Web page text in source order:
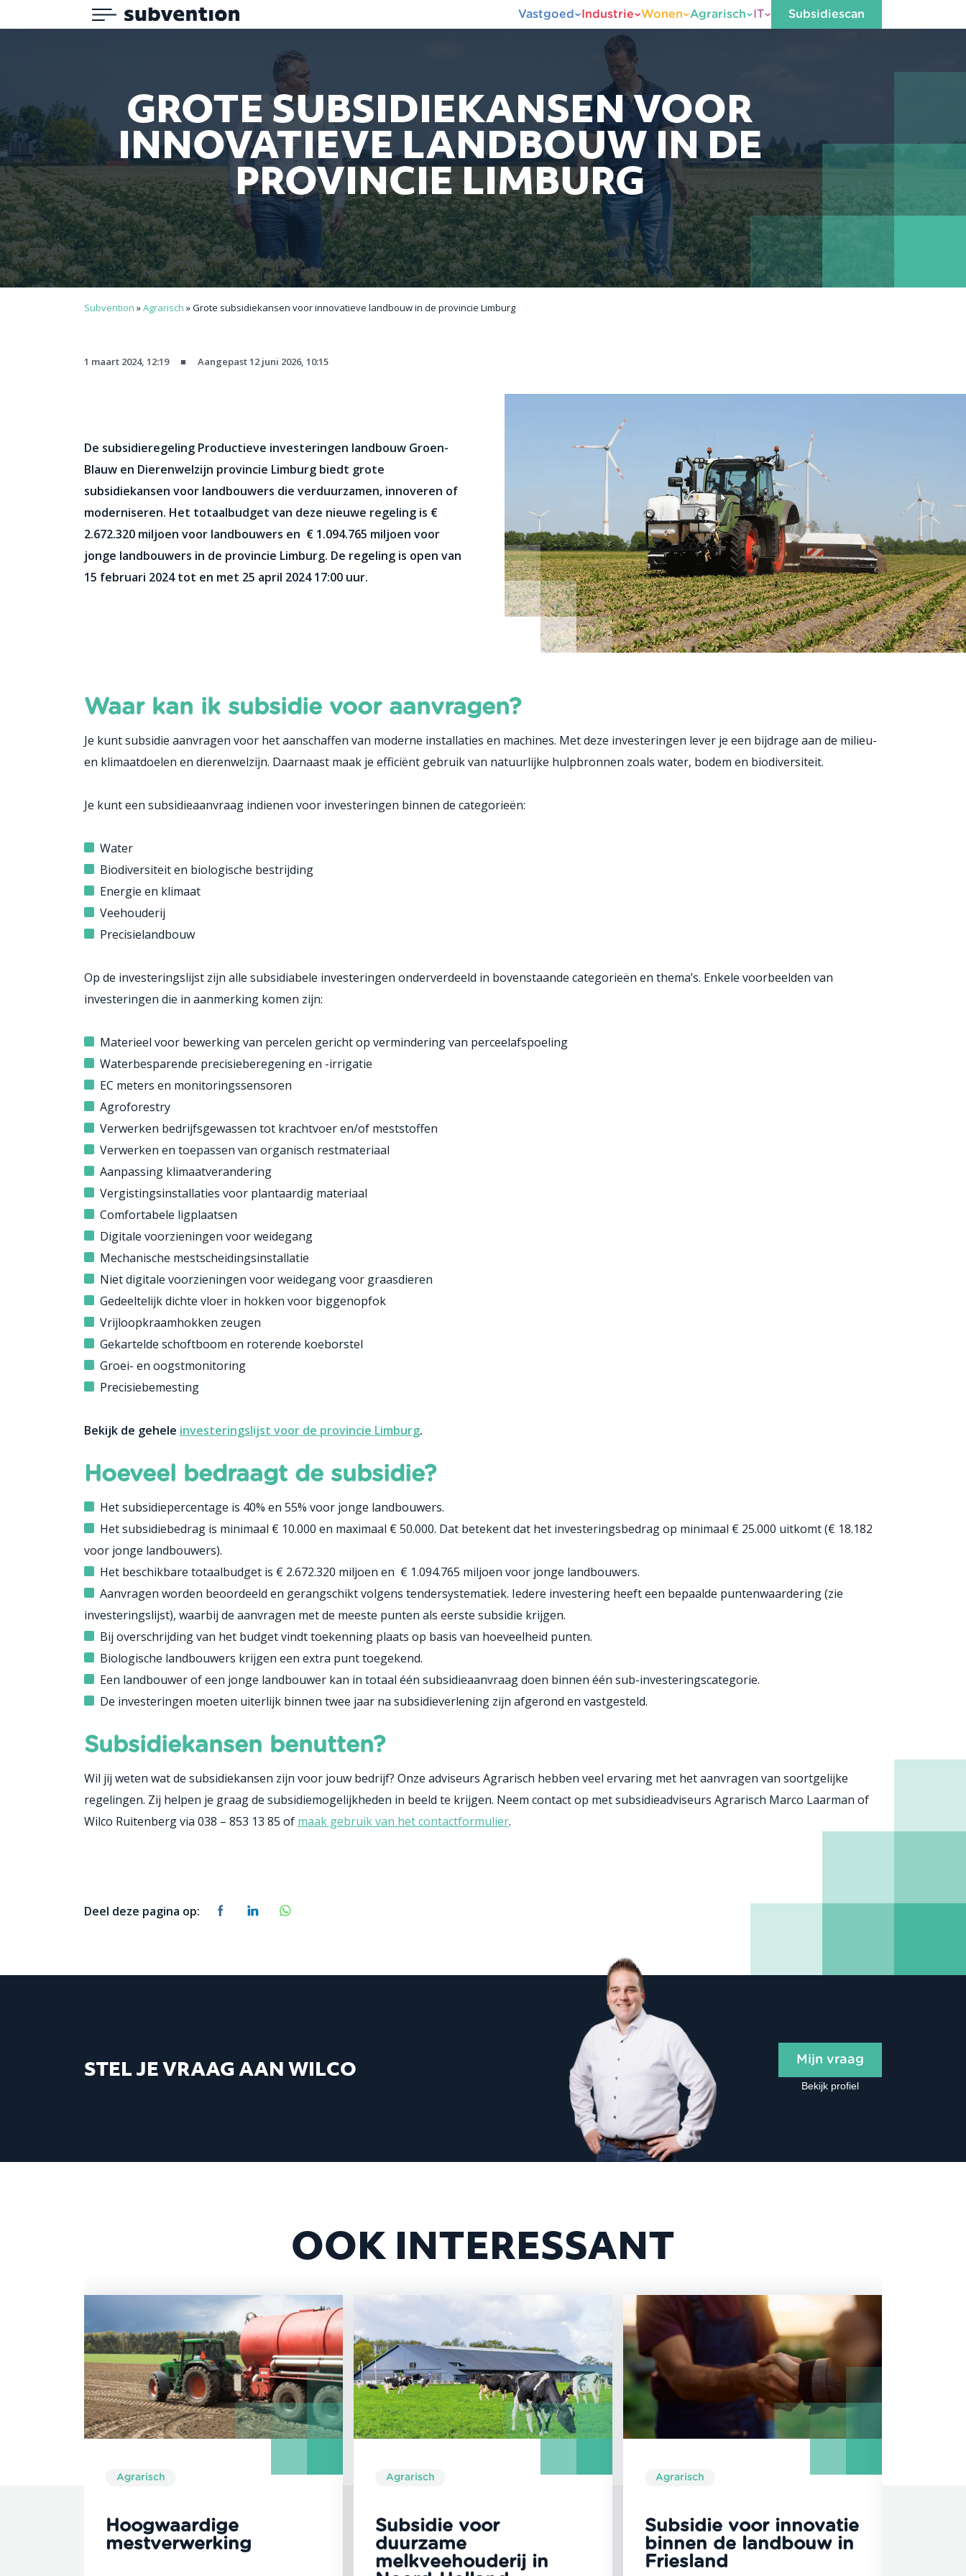
Subvention
Menu
Vastgoed Industrie Wonen Agrarisch IT Subsidiescan
GROTE SUBSIDIEKANSEN VOOR
INNOVATIEVE LANDBOUW IN DE
PROVINCIE LIMBURG
Subvention »Agrarisch »Grote subsidiekansen voor innovatieve landbouw in de provincie Limburg
1 maart 2024, 12:19 ■ Aangepast 12 juni 2026, 10:15
De subsidieregeling Productieve investeringen landbouw Groen-
Blauw en Dierenwelzijn provincie Limburg biedt grote
subsidiekansen voor landbouwers die verduurzamen, innoveren of
moderniseren. Het totaalbudget van deze nieuwe regeling is €
2.672.320 miljoen voor landbouwers en € 1.094.765 miljoen voor
jonge landbouwers in de provincie Limburg. De regeling is open van
15 februari 2024 tot en met 25 april 2024 17:00 uur.
Waar kan ik subsidie voor aanvragen?
Je kunt subsidie aanvragen voor het aanschaffen van moderne installaties en machines. Met deze investeringen lever je een bijdrage aan de milieu-
en klimaatdoelen en dierenwelzijn. Daarnaast maak je efficiënt gebruik van natuurlijke hulpbronnen zoals water, bodem en biodiversiteit.
Je kunt een subsidieaanvraag indienen voor investeringen binnen de categorieën:
Water
Biodiversiteit en biologische bestrijding
Energie en klimaat
Veehouderij
Precisielandbouw
Op de investeringslijst zijn alle subsidiabele investeringen onderverdeeld in bovenstaande categorieën en thema’s. Enkele voorbeelden van
investeringen die in aanmerking komen zijn:
Materieel voor bewerking van percelen gericht op vermindering van perceelafspoeling
Waterbesparende precisieberegening en -irrigatie
EC meters en monitoringssensoren
Agroforestry
Verwerken bedrijfsgewassen tot krachtvoer en/of meststoffen
Verwerken en toepassen van organisch restmateriaal
Aanpassing klimaatverandering
Vergistingsinstallaties voor plantaardig materiaal
Comfortabele ligplaatsen
Digitale voorzieningen voor weidegang
Mechanische mestscheidingsinstallatie
Niet digitale voorzieningen voor weidegang voor graasdieren
Gedeeltelijk dichte vloer in hokken voor biggenopfok
Vrijloopkraamhokken zeugen
Gekartelde schoftboom en roterende koeborstel
Groei- en oogstmonitoring
Precisiebemesting
Bekijk de gehele investeringslijst voor de provincie Limburg.
Hoeveel bedraagt de subsidie?
Het subsidiepercentage is 40% en 55% voor jonge landbouwers.
Het subsidiebedrag is minimaal € 10.000 en maximaal € 50.000. Dat betekent dat het investeringsbedrag op minimaal € 25.000 uitkomt (€ 18.182
voor jonge landbouwers).
Het beschikbare totaalbudget is € 2.672.320 miljoen en € 1.094.765 miljoen voor jonge landbouwers.
Aanvragen worden beoordeeld en gerangschikt volgens tendersystematiek. Iedere investering heeft een bepaalde puntenwaardering (zie
investeringslijst), waarbij de aanvragen met de meeste punten als eerste subsidie krijgen.
Bij overschrijding van het budget vindt toekenning plaats op basis van hoeveelheid punten.
Biologische landbouwers krijgen een extra punt toegekend.
Een landbouwer of een jonge landbouwer kan in totaal één subsidieaanvraag doen binnen één sub-investeringscategorie.
De investeringen moeten uiterlijk binnen twee jaar na subsidieverlening zijn afgerond en vastgesteld.
Subsidiekansen benutten?
Wil jij weten wat de subsidiekansen zijn voor jouw bedrijf? Onze adviseurs Agrarisch hebben veel ervaring met het aanvragen van soortgelijke
regelingen. Zij helpen je graag de subsidiemogelijkheden in beeld te krijgen. Neem contact op met subsidieadviseurs Agrarisch Marco Laarman of
Wilco Ruitenberg via 038 – 853 13 85 of maak gebruik van het contactformulier.
Deel deze pagina op:
STEL JE VRAAG AAN WILCO Mijn vraag
Bekijk profiel
OOK INTERESSANT
Agrarisch
Hoogwaardige
mestverwerking
Agrarisch
Subsidie voor
duurzame
melkveehouderij in
Agrarisch
Subsidie voor innovatie
binnen de landbouw in
Friesland